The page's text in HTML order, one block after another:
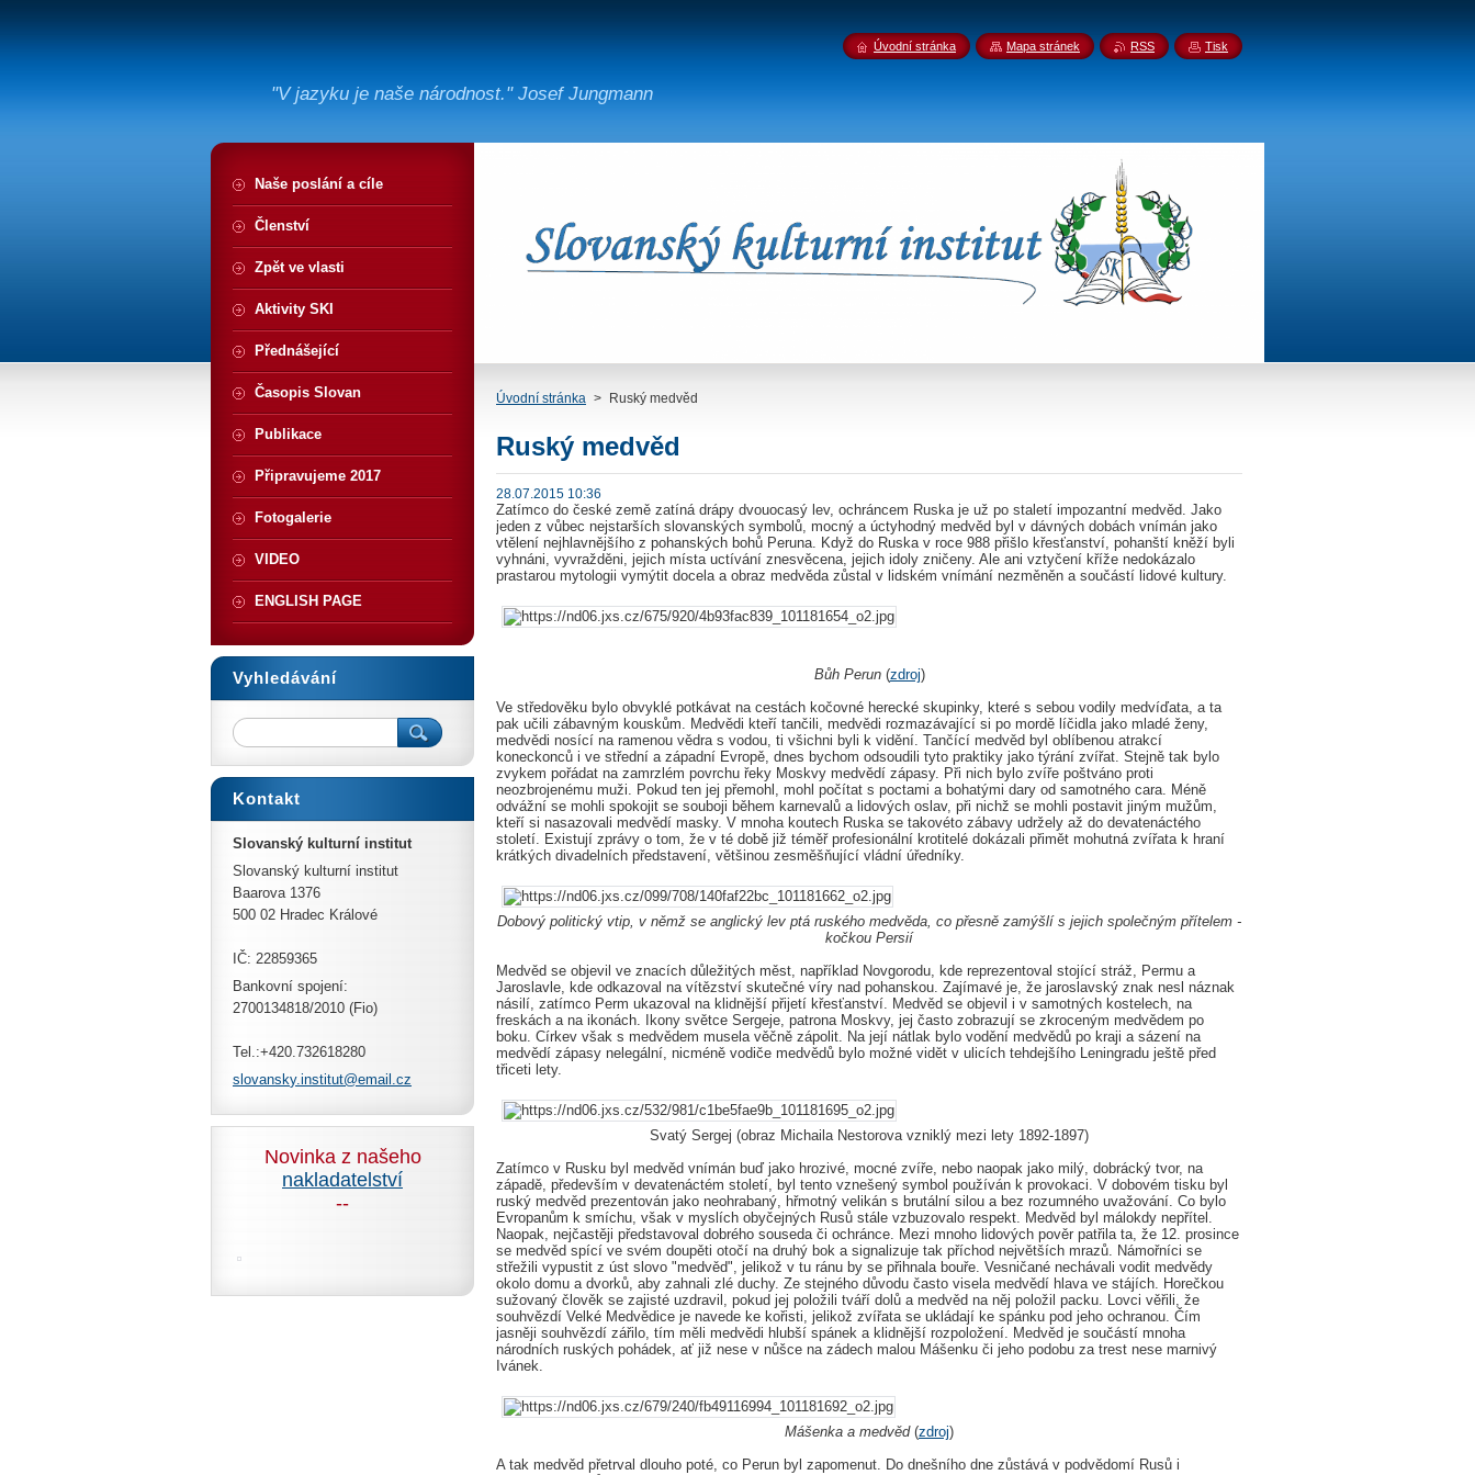
"V jazyku je naše národnost." Josef Jungmann
Úvodní stránka > Ruský medvěd
Ruský medvěd
28.07.2015 10:36
Zatímco do české země zatíná drápy dvouocasý lev, ochráncem Ruska je už po staletí impozantní medvěd. Jako
jeden z vůbec nejstarších slovanských symbolů, mocný a úctyhodný medvěd byl v dávných dobách vnímán jako
vtělení nejhlavnějšího z pohanských bohů Peruna. Když do Ruska v roce 988 přišlo křesťanství, pohanští kněží byli
vyhnáni, vyvražděni, jejich místa uctívání znesvěcena, jejich idoly zničeny. Ale ani vztyčení kříže nedokázalo
prastarou mytologii vymýtit docela a obraz medvěda zůstal v lidském vnímání nezměněn a součástí lidové kultury.
Bůh Perun(zdroj)
Ve středověku bylo obvyklé potkávat na cestách kočovné herecké skupinky, které s sebou vodily medvíďata, a ta
pak učili zábavným kouskům. Medvědi kteří tančili, medvědi rozmazávající si po mordě líčidla jako mladé ženy,
medvědi nosící na ramenou vědra s vodou, ti všichni byli k vidění. Tančící medvěd byl oblíbenou atrakcí
koneckonců i ve střední a západní Evropě, dnes bychom odsoudili tyto praktiky jako týrání zvířat. Stejně tak bylo
zvykem pořádat na zamrzlém povrchu řeky Moskvy medvědí zápasy. Při nich bylo zvíře poštváno proti
neozbrojenému muži. Pokud ten jej přemohl, mohl počítat s poctami a bohatými dary od samotného cara. Méně
odvážní se mohli spokojit se souboji během karnevalů a lidových oslav, při nichž se mohli postavit jiným mužům,
kteří si nasazovali medvědí masky. V mnoha koutech Ruska se takovéto zábavy udržely až do devatenáctého
století. Existují zprávy o tom, že v té době již téměř profesionální krotitelé dokázali přimět mohutná zvířata k hraní
krátkých divadelních představení, většinou zesměšňující vládní úředníky.
Dobový politický vtip, v němž se anglický lev ptá ruského medvěda, co přesně zamýšlí s jejich společným přítelem -
kočkou Persií
Medvěd se objevil ve znacích důležitých měst, například Novgorodu, kde reprezentoval stojící stráž, Permu a
Jaroslavle, kde odkazoval na vítězství skutečné víry nad pohanskou. Zajímavé je, že jaroslavský znak nesl náznak
násilí, zatímco Perm ukazoval na klidnější přijetí křesťanství. Medvěd se objevil i v samotných kostelech, na
freskách a na ikonách. Ikony světce Sergeje, patrona Moskvy, jej často zobrazují se zkroceným medvědem po
boku. Církev však s medvědem musela věčně zápolit. Na její nátlak bylo vodění medvědů po kraji a sázení na
medvědí zápasy nelegální, nicméně vodiče medvědů bylo možné vidět v ulicích tehdejšího Leningradu ještě před
třiceti lety.
Svatý Sergej (obraz Michaila Nestorova vzniklý mezi lety 1892-1897)
Zatímco v Rusku byl medvěd vnímán buď jako hrozivé, mocné zvíře, nebo naopak jako milý, dobrácký tvor, na
západě, především v devatenáctém století, byl tento vznešený symbol používán k provokaci. V dobovém tisku byl
ruský medvěd prezentován jako neohrabaný, hřmotný velikán s brutální silou a bez rozumného uvažování. Co bylo
Evropanům k smíchu, však v myslích obyčejných Rusů stále vzbuzovalo respekt. Medvěd byl málokdy nepřítel.
Naopak, nejčastěji představoval dobrého souseda či ochránce. Mezi mnoho lidových pověr patřila ta, že 12. prosince
se medvěd spící ve svém doupěti otočí na druhý bok a signalizuje tak příchod největších mrazů. Námořníci se
střežili vypustit z úst slovo "medvěd", jelikož v tu ránu by se přihnala bouře. Vesničané nechávali vodit medvědy
okolo domu a dvorků, aby zahnali zlé duchy. Ze stejného důvodu často visela medvědí hlava ve stájích. Horečkou
sužovaný člověk se zajisté uzdravil, pokud jej položili tváří dolů a medvěd na něj položil packu. Lovci věřili, že
souhvězdí Velké Medvědice je navede ke kořisti, jelikož zvířata se ukládají ke spánku pod jeho ochranou. Čím
jasněji souhvězdí zářilo, tím měli medvědi hlubší spánek a klidnější rozpoložení. Medvěd je součástí mnoha
národních ruských pohádek, ať již nese v nůšce na zádech malou Mášenku či jeho podobu za trest nese marnivý
Ivánek.
Mášenka a medvěd(zdroj)
A tak medvěd přetrval dlouho poté, co Perun byl zapomenut. Do dnešního dne zůstává v podvědomí Rusů i
Naše poslání a cíle
Členství
Zpět ve vlasti
Aktivity SKI
Přednášející
Časopis Slovan
Publikace
Připravujeme 2017
Fotogalerie
VIDEO
ENGLISH PAGE
Vyhledávání
Kontakt
Slovanský kulturní institut
Slovanský kulturní institut
Baarova 1376
500 02 Hradec Králové
IČ: 22859365
Bankovní spojení:
2700134818/2010 (Fio)
Tel.:+420.732618280
slovansky.institut@email .cz
Novinka z našeho
nakladatelství
--
Úvodní stránka Mapa stránek RSS Tisk